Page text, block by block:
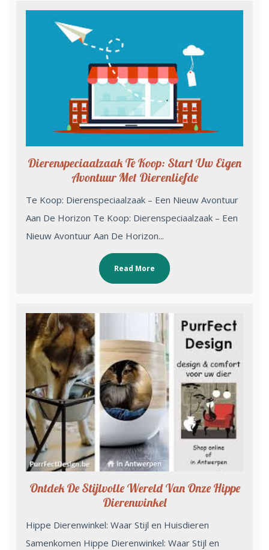
Dierenspeciaalzaak Te Koop: Start Uw Eigen
Avontuur Met Dierenliefde
Te Koop: Dierenspeciaalzaak – Een Nieuw Avontuur
Aan De Horizon Te Koop: Dierenspeciaalzaak – Een
Nieuw Avontuur Aan De Horizon...
Read More
Ontdek De Stijlvolle Wereld Van Onze Hippe
Dierenwinkel
Hippe Dierenwinkel: Waar Stijl en Huisdieren
Samenkomen Hippe Dierenwinkel: Waar Stijl en